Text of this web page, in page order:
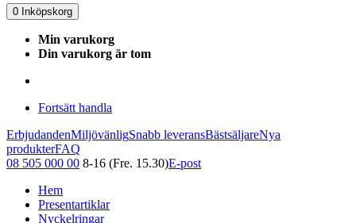
0 Inköpskorg
Min varukorg
Din varukorg är tom
Fortsätt handla
ErbjudandenMiljövänligSnabb leveransBästsäljareNya
produkterFAQ
08 505 000 00 8-16 (Fre. 15.30)E-post
Hem
Presentartiklar
Nyckelringar